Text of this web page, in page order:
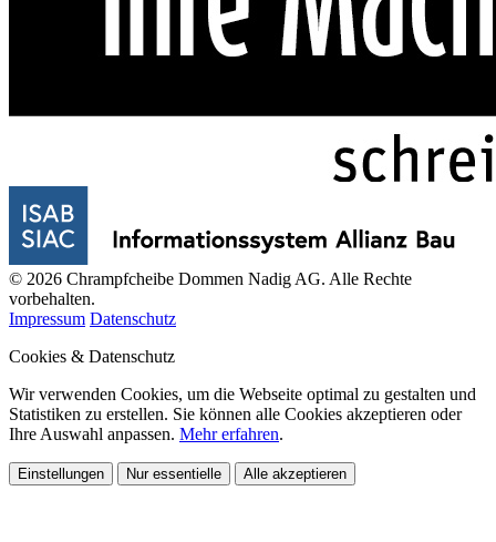
© 2026 Chrampfcheibe Dommen Nadig AG. Alle Rechte
vorbehalten.
Impressum Datenschutz
Cookies & Datenschutz
Wir verwenden Cookies, um die Webseite optimal zu gestalten und
Statistiken zu erstellen. Sie können alle Cookies akzeptieren oder
Ihre Auswahl anpassen. Mehr erfahren.
Einstellungen Nur essentielle Alle akzeptieren